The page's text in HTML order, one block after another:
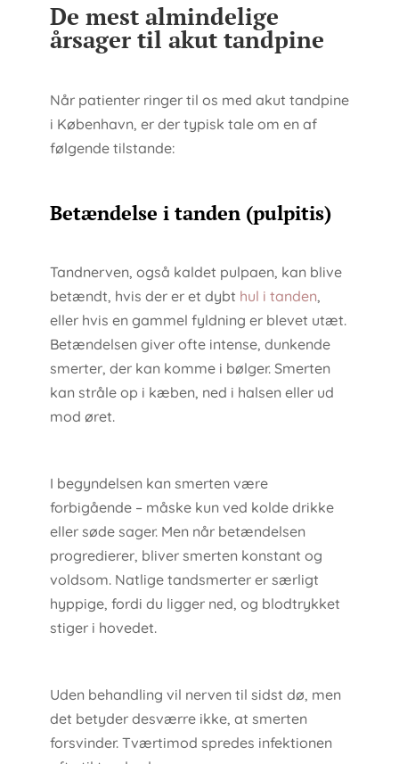
De mest almindelige
årsager til akut tandpine
Når patienter ringer til os med akut tandpine
i København, er der typisk tale om en af
følgende tilstande:
Betændelse i tanden (pulpitis)
Tandnerven, også kaldet pulpaen, kan blive
betændt, hvis der er et dybt hul i tanden,
eller hvis en gammel fyldning er blevet utæt.
Betændelsen giver ofte intense, dunkende
smerter, der kan komme i bølger. Smerten
kan stråle op i kæben, ned i halsen eller ud
mod øret.
I begyndelsen kan smerten være
forbigående – måske kun ved kolde drikke
eller søde sager. Men når betændelsen
progredierer, bliver smerten konstant og
voldsom. Natlige tandsmerter er særligt
hyppige, fordi du ligger ned, og blodtrykket
stiger i hovedet.
Uden behandling vil nerven til sidst dø, men
det betyder desværre ikke, at smerten
forsvinder. Tværtimod spredes infektionen